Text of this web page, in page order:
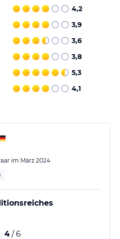
durch HolidayCheck. Bitte
Angebotsdetails
4,2
3,9
3,6
3,8
5,3
4,1
im März 2024
4 / 6